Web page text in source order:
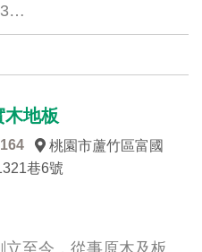
木地板
桃園市蘆竹區富國
巷6號